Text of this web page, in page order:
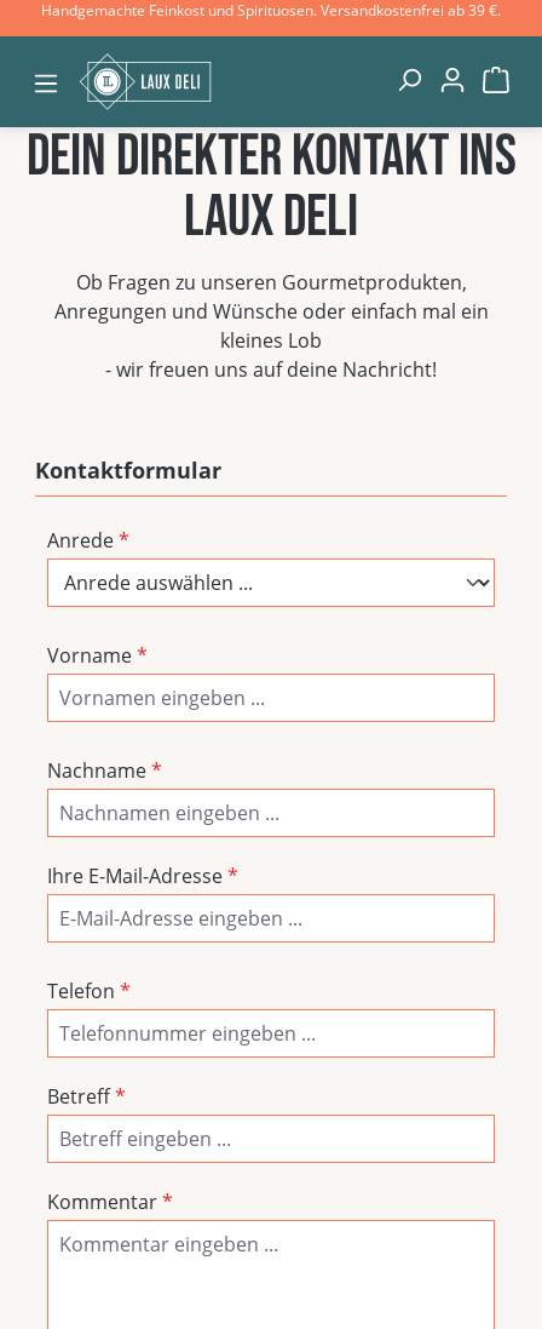
Zum Hauptinhalt springen
Handgemachte Feinkost und Spirituosen. Versandkostenfrei ab 39 €.
Dein direkter Kontakt ins
LAUX DELI
Ob Fragen zu unseren Gourmetprodukten,
Anregungen und Wünsche oder einfach mal ein
kleines Lob
- wir freuen uns auf deine Nachricht!
Kontaktformular
Anrede*
Vorname*
Nachname*
Ihre E-Mail-Adresse*
Telefon *
Betreff*
Kommentar*